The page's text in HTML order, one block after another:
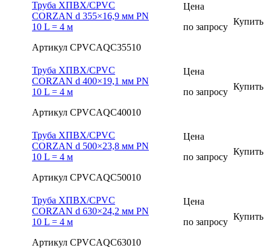
Труба ХПВХ/CPVC
CORZAN d 355×16,9 мм PN
10 L = 4 м
Артикул CPVCAQC35510
Цена
по запросу
Купить
Труба ХПВХ/CPVC
CORZAN d 400×19,1 мм PN
10 L = 4 м
Артикул CPVCAQC40010
Цена
по запросу
Купить
Труба ХПВХ/CPVC
CORZAN d 500×23,8 мм PN
10 L = 4 м
Артикул CPVCAQC50010
Цена
по запросу
Купить
Труба ХПВХ/CPVC
CORZAN d 630×24,2 мм PN
10 L = 4 м
Артикул CPVCAQC63010
Цена
по запросу
Купить